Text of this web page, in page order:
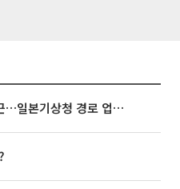
태풍 '돌핀' 오키나와 접근…일본기상청 경로 업데이트